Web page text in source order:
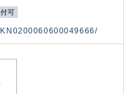
可